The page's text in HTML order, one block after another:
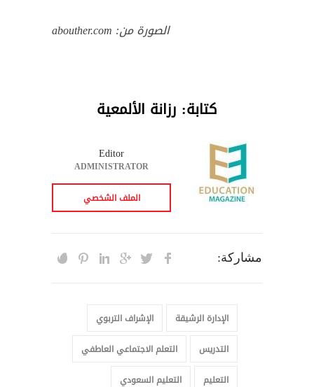
الصورة من: abouther.com
كتابة: رزانة الألمعية
Editor
ADMINISTRATOR
الملف الشخصي
مشاركة:
الإدارة الرشيقة
الإشراف التربوي
التدريس
التعلم الاجتماعي العاطفي
التعليم
التعليم السعودي